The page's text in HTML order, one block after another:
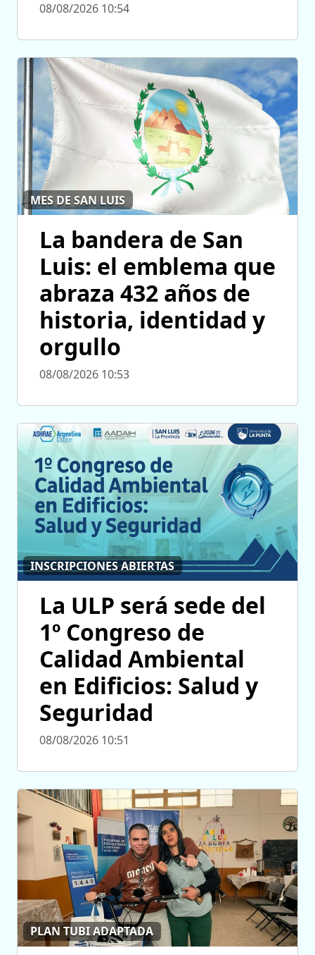
08/08/2026 10:54
MES DE SAN LUIS
La bandera de San
Luis: el emblema que
abraza 432 años de
historia, identidad y
orgullo
08/08/2026 10:53
INSCRIPCIONES ABIERTAS
La ULP será sede del
1º Congreso de
Calidad Ambiental
en Edificios: Salud y
Seguridad
08/08/2026 10:51
PLAN TUBI ADAPTADA